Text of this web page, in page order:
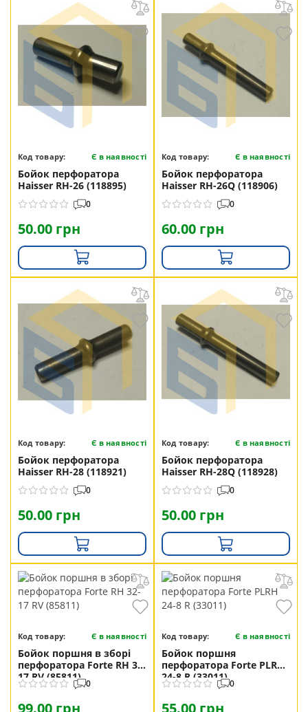
Код товару: Є в наявності
Бойок перфоратора
Haisser RH-26 (118895)
0
50.00 грн
Код товару: Є в наявності
Бойок перфоратора
Haisser RH-26Q (118906)
0
60.00 грн
Код товару: Є в наявності
Бойок перфоратора
Haisser RH-28 (118921)
0
50.00 грн
Код товару: Є в наявності
Бойок перфоратора
Haisser RH-28Q (118928)
0
50.00 грн
Код товару: Є в наявності
Бойок поршня в зборі
перфоратора Forte RH 32-
17 RV (85811)
0
99.00 грн
Код товару: Є в наявності
Бойок поршня
перфоратора Forte PLRH
24-8 R (33011)
0
55.00 грн